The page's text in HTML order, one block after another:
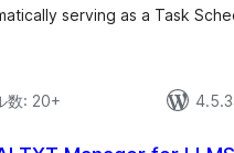
serving as a Task
数: 20+